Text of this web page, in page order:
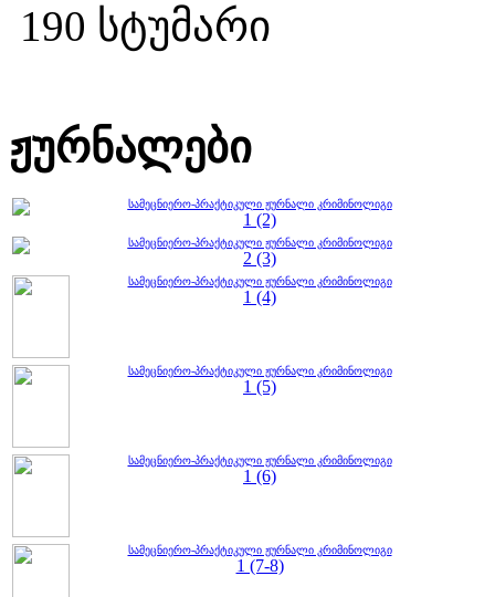
190 სტუმარი
ჟურნალები
სამეცნიერო-პრაქტიკული ჟურნალი კრიმინოლიგი
1 (2)
სამეცნიერო-პრაქტიკული ჟურნალი კრიმინოლიგი
2 (3)
სამეცნიერო-პრაქტიკული ჟურნალი კრიმინოლიგი
1 (4)
სამეცნიერო-პრაქტიკული ჟურნალი კრიმინოლიგი
1 (5)
სამეცნიერო-პრაქტიკული ჟურნალი კრიმინოლიგი
1 (6)
სამეცნიერო-პრაქტიკული ჟურნალი კრიმინოლიგი
1 (7-8)